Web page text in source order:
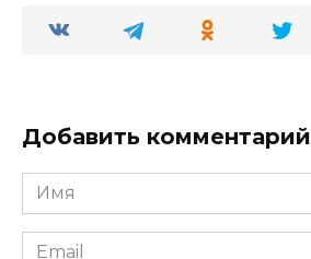
Добавить комментарий
Имя
*
Email